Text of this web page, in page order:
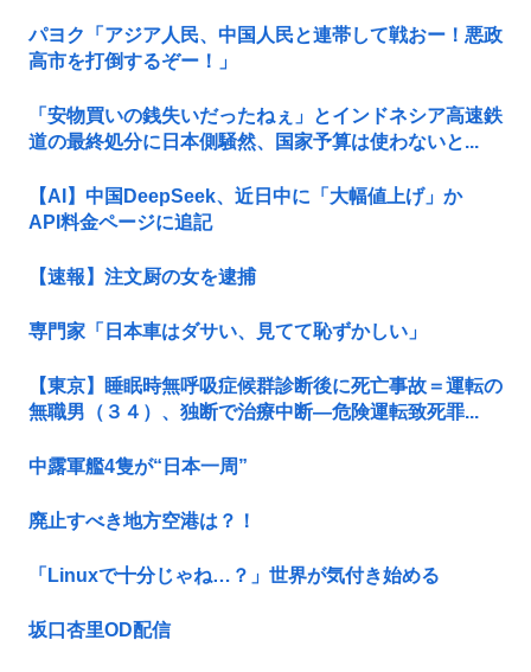
パヨク「アジア人民、中国人民と連帯して戦おー！悪政
高市を打倒するぞー！」
「安物買いの銭失いだったねぇ」とインドネシア高速鉄
道の最終処分に日本側騒然、国家予算は使わないと...
【AI】中国DeepSeek、近日中に「大幅値上げ」か
API料金ページに追記
【速報】注文厨の女を逮捕
専門家「日本車はダサい、見てて恥ずかしい」
【東京】睡眠時無呼吸症候群診断後に死亡事故＝運転の
無職男（３４）、独断で治療中断―危険運転致死罪...
中露軍艦4隻が“日本一周”
廃止すべき地方空港は？！
「Linuxで十分じゃね…？」世界が気付き始める
坂口杏里OD配信